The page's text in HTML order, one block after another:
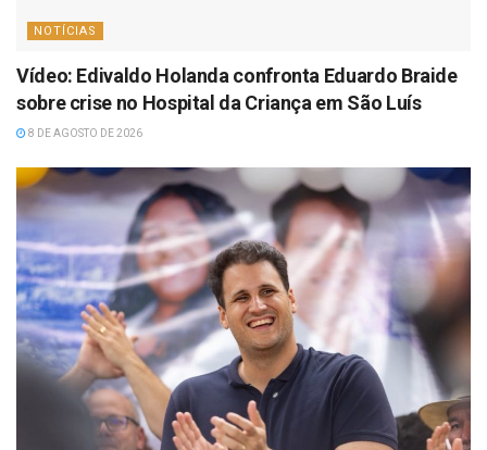
NOTÍCIAS
Vídeo: Edivaldo Holanda confronta Eduardo Braide
sobre crise no Hospital da Criança em São Luís
8 DE AGOSTO DE 2026